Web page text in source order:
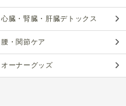
心臓・腎臓・肝臓デトックス
腰・関節ケア
オーナーグッズ